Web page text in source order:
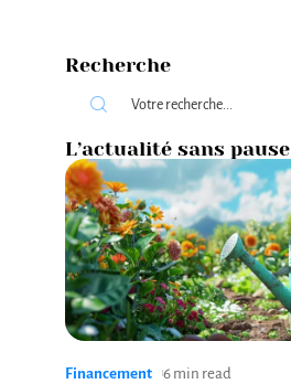
Recherche
L’actualité sans pause
Financement 6 min read